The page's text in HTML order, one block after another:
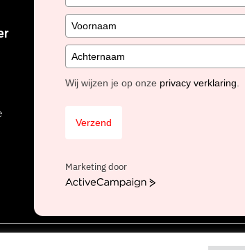
Wij wijzen je op onze privacy verklaring
Verzend
Marketing door
ActiveCampaign